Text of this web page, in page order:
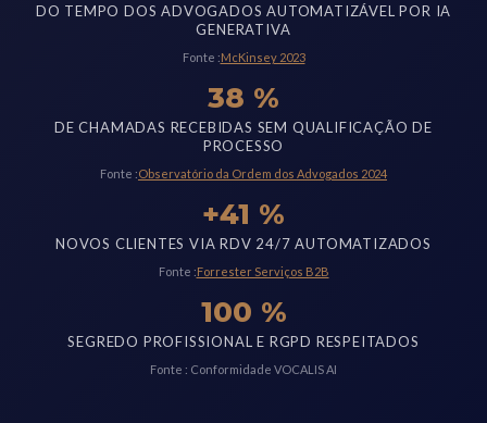
DO TEMPO DOS ADVOGADOS AUTOMATIZÁVEL POR IA
GENERATIVA
Fonte :McKinsey 2023
38 %
DE CHAMADAS RECEBIDAS SEM QUALIFICAÇÃO DE
PROCESSO
Fonte :Observatório da Ordem dos Advogados 2024
+41 %
NOVOS CLIENTES VIA RDV 24/7 AUTOMATIZADOS
Fonte :Forrester Serviços B2B
100 %
SEGREDO PROFISSIONAL E RGPD RESPEITADOS
Fonte : Conformidade VOCALIS AI